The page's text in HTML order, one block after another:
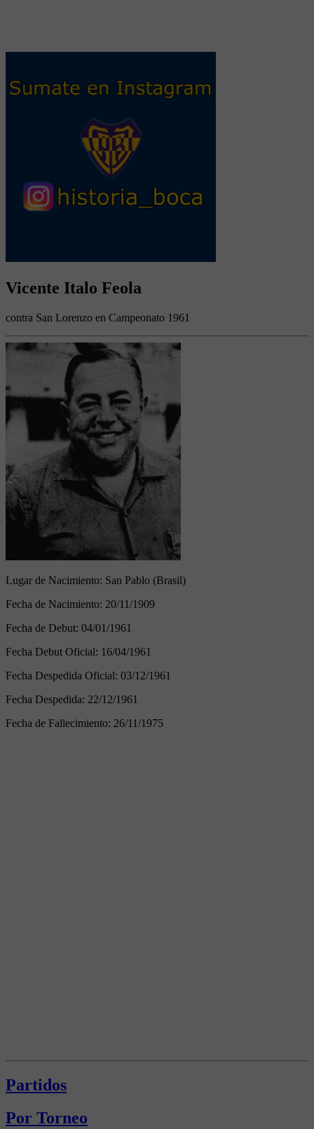
Vicente Italo Feola
contra San Lorenzo en Campeonato 1961
Lugar de Nacimiento: San Pablo (Brasil)
Fecha de Nacimiento: 20/11/1909
Fecha de Debut: 04/01/1961
Fecha Debut Oficial: 16/04/1961
Fecha Despedida Oficial: 03/12/1961
Fecha Despedida: 22/12/1961
Fecha de Fallecimiento: 26/11/1975
Partidos
Por Torneo